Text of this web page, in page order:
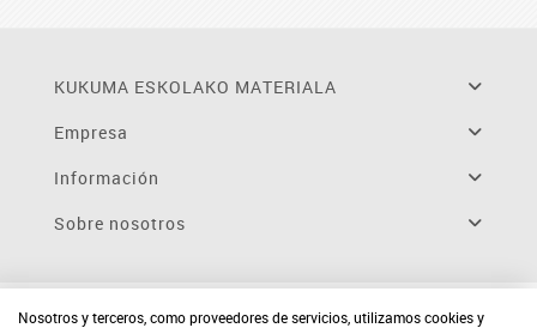
KUKUMA ESKOLAKO MATERIALA
Empresa
Información
Sobre nosotros
Nosotros y terceros, como proveedores de servicios, utilizamos cookies y